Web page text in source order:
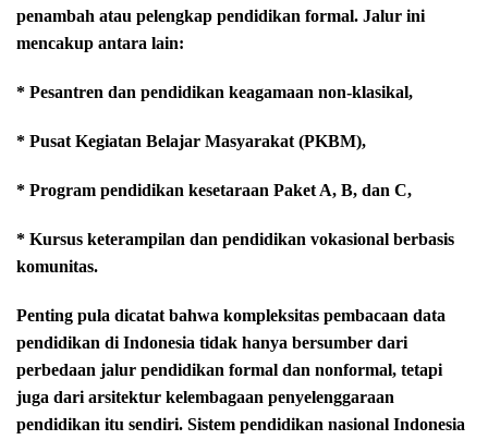
penambah atau pelengkap pendidikan formal. Jalur ini
mencakup antara lain:
* Pesantren dan pendidikan keagamaan non-klasikal,
* Pusat Kegiatan Belajar Masyarakat (PKBM),
* Program pendidikan kesetaraan Paket A, B, dan C,
* Kursus keterampilan dan pendidikan vokasional berbasis
komunitas.
Penting pula dicatat bahwa kompleksitas pembacaan data
pendidikan di Indonesia tidak hanya bersumber dari
perbedaan jalur pendidikan formal dan nonformal, tetapi
juga dari arsitektur kelembagaan penyelenggaraan
pendidikan itu sendiri. Sistem pendidikan nasional Indonesia